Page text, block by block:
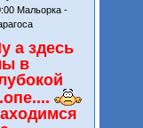
Мальорка -
а здесь
в